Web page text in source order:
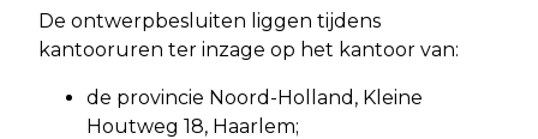
De ontwerpbesluiten liggen tijdens
kantooruren ter inzage op het kantoor van:
de provincie Noord-Holland, Kleine
Houtweg 18, Haarlem;